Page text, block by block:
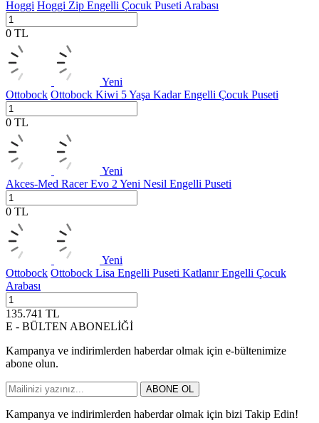
Hoggi Hoggi Zip Engelli Çocuk Puseti Arabası
0 TL
Yeni
Ottobock Ottobock Kiwi 5 Yaşa Kadar Engelli Çocuk Puseti
0 TL
Yeni
Akces-Med Racer Evo 2 Yeni Nesil Engelli Puseti
0 TL
Yeni
Ottobock Ottobock Lisa Engelli Puseti Katlanır Engelli Çocuk
Arabası
135.741 TL
E - BÜLTEN ABONELİĞİ
Kampanya ve indirimlerden haberdar olmak için e-bültenimize
abone olun.
ABONE OL
Kampanya ve indirimlerden haberdar olmak için bizi Takip Edin!